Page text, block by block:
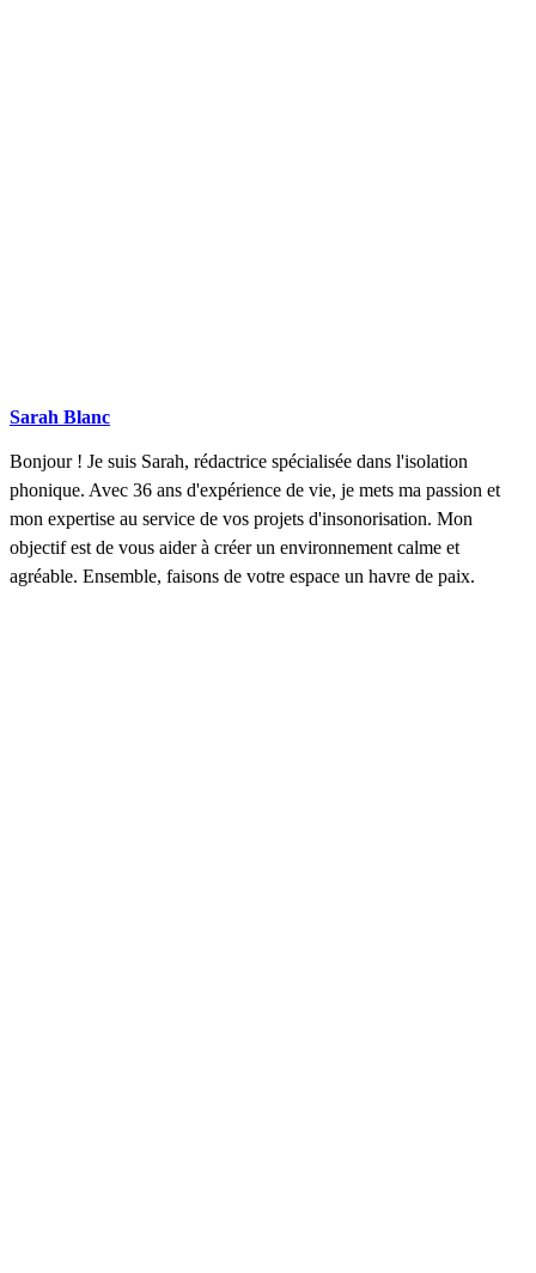
Sarah Blanc
Bonjour ! Je suis Sarah, rédactrice spécialisée dans l'isolation
phonique. Avec 36 ans d'expérience de vie, je mets ma passion et
mon expertise au service de vos projets d'insonorisation. Mon
objectif est de vous aider à créer un environnement calme et
agréable. Ensemble, faisons de votre espace un havre de paix.